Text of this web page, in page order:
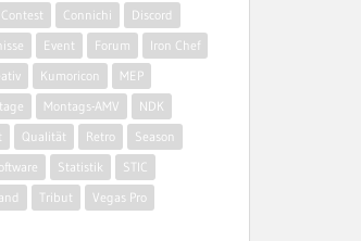
Connichi
Discord
Event Forum
Iron Chef
Kumoricon
MEP
Montags-AMV
NDK
Qualität Retro
Season
Statistik
STIC
Tribut
Vegas Pro